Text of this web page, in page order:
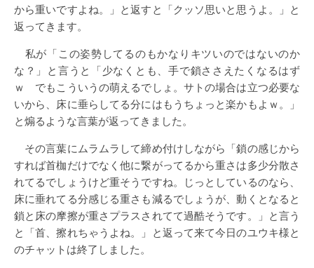
から重いですよね。」と返すと「クッソ思いと思うよ。」と
返ってきます。
私が「この姿勢してるのもかなりキツいのではないのか
な？」と言うと「少なくとも、手で鎖ささえたくなるはず
ｗ でもこういうの萌えるでしょ。サトの場合は立つ必要な
いから、床に垂らしてる分にはもうちょっと楽かもよｗ。」
と煽るような言葉が返ってきました。
その言葉にムラムラして締め付けしながら「鎖の感じから
すれば首枷だけでなく他に繋がってるから重さは多少分散さ
れてるでしょうけど重そうですね。じっとしているのなら、
床に垂れてる分感じる重さも減るでしょうが、動くとなると
鎖と床の摩擦が重さプラスされてて過酷そうです。」と言う
と「首、擦れちゃうよね。」と返って来て今日のユウキ様と
のチャットは終了しました。